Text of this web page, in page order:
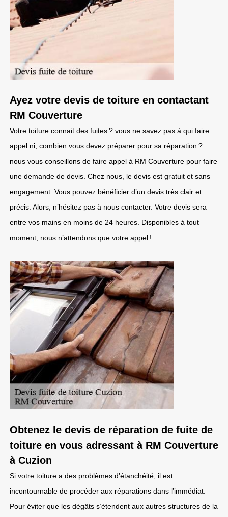
Ayez votre devis de toiture en contactant
RM Couverture
Votre toiture connait des fuites ? vous ne savez pas à qui faire
appel ni, combien vous devez préparer pour sa réparation ?
nous vous conseillons de faire appel à RM Couverture pour faire
une demande de devis. Chez nous, le devis est gratuit et sans
engagement. Vous pouvez bénéficier d’un devis très clair et
précis. Alors, n’hésitez pas à nous contacter. Votre devis sera
entre vos mains en moins de 24 heures. Disponibles à tout
moment, nous n’attendons que votre appel !
Obtenez le devis de réparation de fuite de
toiture en vous adressant à RM Couverture
à Cuzion
Si votre toiture a des problèmes d’étanchéité, il est
incontournable de procéder aux réparations dans l’immédiat.
Pour éviter que les dégâts s’étendent aux autres structures de la